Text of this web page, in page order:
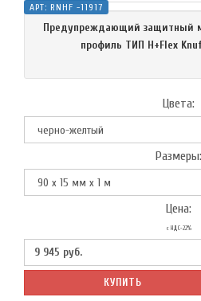
АРТ: RNНF -11917
Предупреждающий защитный
профиль ТИП H+Flex
Цвета:
Размеры:
Цена:
с НДС-22%
9 945 руб.
КУПИТЬ